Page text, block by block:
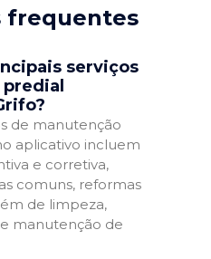
frequentes
serviços
de manutenção
aplicativo incluem
e corretiva,
comuns, reformas
de limpeza,
manutenção de